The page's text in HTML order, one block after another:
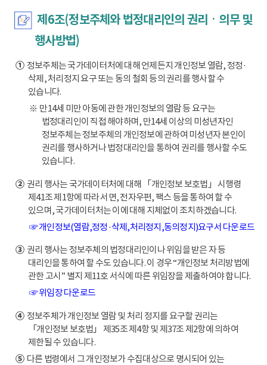
제6조(정보주체와 법정대리인의 권리ㆍ의무 및
행사방법)
①정보주체는 국가데이터처에 대해 언제든지 개인정보 열람, 정정·
삭제, 처리정지 요구 또는 동의 철회 등의 권리를 행사할 수
있습니다.
※ 만14세 미만 아동에 관한 개인정보의 열람 등 요구는
법정대리인이 직접 해야하며, 만14세 이상의 미성년자인
정보주체는 정보주체의 개인정보에 관하여 미성년자 본인이
권리를 행사하거나 법정대리인을 통하여 권리를 행사할 수도
있습니다.
②권리 행사는 국가데이터처에 대해 「개인정보 보호법」 시행령
제41조 제1항에 따라 서면, 전자우편, 팩스 등을 통하여 할 수
있으며, 국가데이터처는 이에 대해 지체없이 조치하겠습니다.
☞ 개인정보(열람,정정·삭제,처리정지,동의정지)요구서 다운로드
③권리 행사는 정보주체의 법정대리인이나 위임을 받은 자 등
대리인을 통하여 할 수도 있습니다. 이 경우 “개인정보 처리방법에
관한 고시” 별지 제11호 서식에 따른 위임장을 제출하여야 합니다.
☞ 위임장 다운로드
④정보주체가 개인정보 열람 및 처리 정지를 요구할 권리는
「개인정보 보호법」 제35조 제4항 및 제37조 제2항에 의하여
제한될 수 있습니다.
⑤다른 법령에서 그 개인정보가 수집대상으로 명시되어 있는